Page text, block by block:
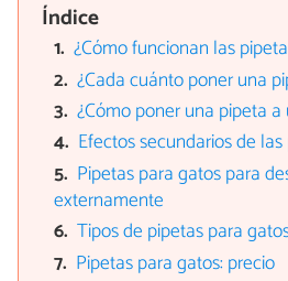
Índice
¿Cómo funcionan las
¿Cada cuánto poner una
¿Cómo poner una pipeta
Efectos secundarios de
Pipetas para gatos para
externamente
Tipos de pipetas para
Pipetas para gatos: precio